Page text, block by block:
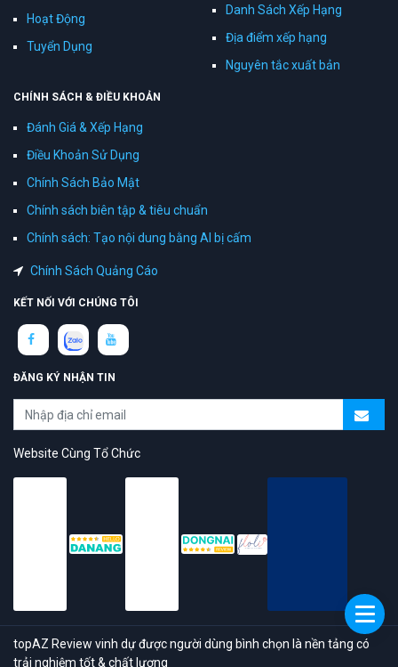
Hoạt Động
Tuyển Dụng
Danh Sách Xếp Hạng
Địa điểm xếp hạng
Nguyên tắc xuất bản
CHÍNH SÁCH & ĐIỀU KHOẢN
Đánh Giá & Xếp Hạng
Điều Khoản Sử Dụng
Chính Sách Bảo Mật
Chính sách biên tập & tiêu chuẩn
Chính sách: Tạo nội dung bằng AI bị cấm
Chính Sách Quảng Cáo
KẾT NỐI VỚI CHÚNG TÔI
ĐĂNG KÝ NHẬN TIN
Website Cùng Tổ Chức
topAZ Review vinh dự được người dùng bình chọn là nền tảng có
trải nghiệm tốt & chất lượng